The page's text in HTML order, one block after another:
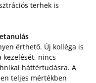
terhek is
érthető. Új kolléga is
nincs
háttértudásra. A
teljes mértékben